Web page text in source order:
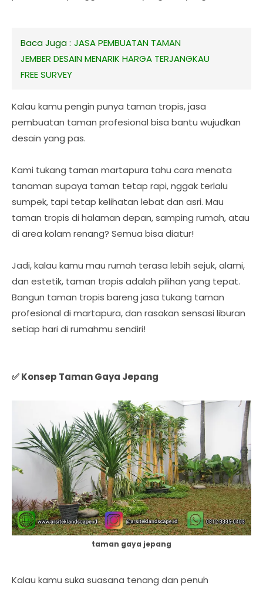
Baca Juga : JASA PEMBUATAN TAMAN
JEMBER DESAIN MENARIK HARGA TERJANGKAU
FREE SURVEY
Kalau kamu pengin punya taman tropis, jasa
pembuatan taman profesional bisa bantu wujudkan
desain yang pas.
Kami tukang taman martapura tahu cara menata
tanaman supaya taman tetap rapi, nggak terlalu
sumpek, tapi tetap kelihatan lebat dan asri. Mau
taman tropis di halaman depan, samping rumah, atau
di area kolam renang? Semua bisa diatur!
Jadi, kalau kamu mau rumah terasa lebih sejuk, alami,
dan estetik, taman tropis adalah pilihan yang tepat.
Bangun taman tropis bareng jasa tukang taman
profesional di martapura, dan rasakan sensasi liburan
setiap hari di rumahmu sendiri!
✅ Konsep Taman Gaya Jepang
taman gaya jepang
Kalau kamu suka suasana tenang dan penuh